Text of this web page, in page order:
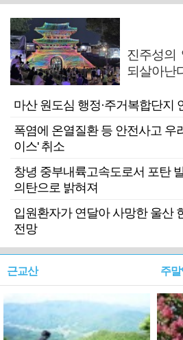
진주성의
되살아난
마산 원도심 행정·주거복합단지
폭염에 온열질환 등 안전사고 우
이스' 취소
창녕 중부내륙고속도로서 포탄
의탄으로 밝혀져
입원환자가 연달아 사망한 울산
전망
근교산 주